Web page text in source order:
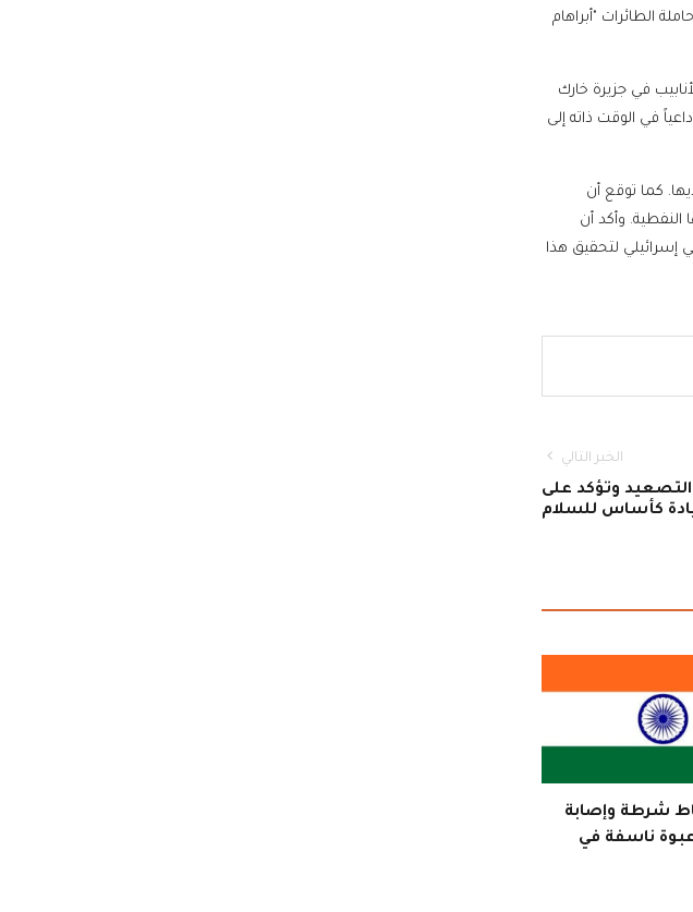
الطائرات "أبراهام
في جزيرة خارك
في الوقت ذاته إلى
كما توقع أن
على هذا الممر لتأمين ما يقارب 90% من وارداتها النفطية. وأكد أن
إسرائيلي لتحقيق هذا
الخبر التالي
وتؤكد على
كأساس للسلام
ضباط شرطة وإصابة
عبوة ناسفة في